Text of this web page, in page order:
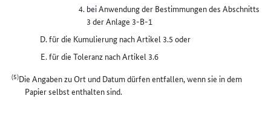
bei Anwendung der Bestimmungen des Abschnitts
3 der Anlage 3-B-1
für die Kumulierung nach Artikel 3.5 oder
für die Toleranz nach Artikel 3.6
(5)Die Angaben zu Ort und Datum dürfen entfallen, wenn sie in dem
Papier selbst enthalten sind.